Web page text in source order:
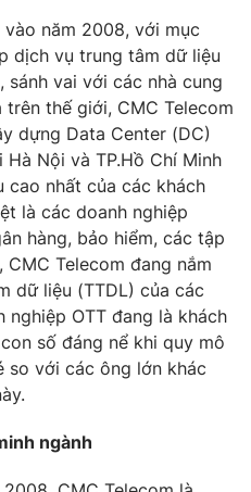
năm 2008, với mục
dịch vụ trung tâm dữ liệu
vai với các nhà cung
thế giới, CMC Telecom
dựng Data Center (DC)
Nội và TP.Hồ Chí Minh
cao nhất của các khách
là các doanh nghiệp
hàng, bảo hiểm, các tập
Telecom đang nắm
dữ liệu (TTDL) của các
nghiệp OTT đang là khách
số đáng nể khi quy mô
với các ông lớn khác
ngành